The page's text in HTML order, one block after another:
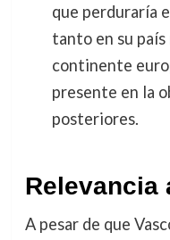
que perduraría
tanto en su
continente
presente en la
posteriores.
Relevancia
A pesar de que